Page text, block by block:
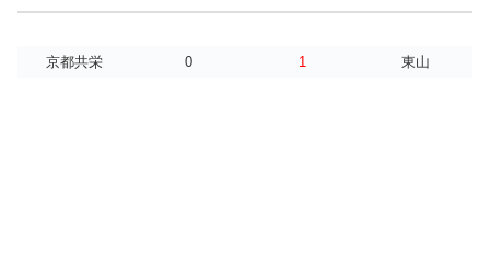
京都共栄 0 1 東山